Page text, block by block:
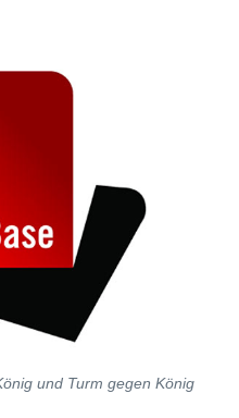
und Turm gegen König